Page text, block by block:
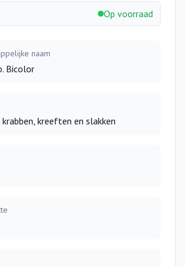
Op voorraad
naam
Bicolor
krabben, kreeften en slakken